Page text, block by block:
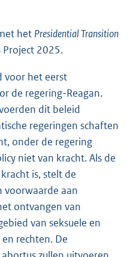
het Presidential Transition
Project 2025.
voor het eerst
de regering-Reagan.
dit beleid
regeringen schaften
onder de regering
niet van kracht. Als de
is, stelt de
voorwaarde aan
ontvangen van
van seksuele en
rechten. De